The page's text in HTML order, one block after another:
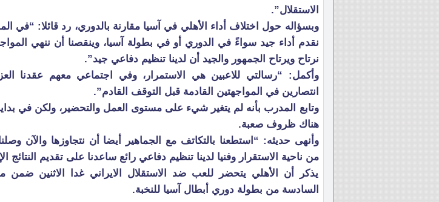
الاستقلال”.
وبسؤاله حول اختلاف أداء الأهلي في آسيا مقارنة بالدوري، رد قائلا: “في
نقدم أداء جيد سواءً في الدوري أو في بطولة آسيا، وينقصنا أن ننهي
نرتاح ويرتاح الجمهور والجيد أن لدينا تنظيم دفاعي جيد”.
وأكمل: “رسالتي للاعبين هي الاستمرار، وفي اجتماعي معهم عقدنا
انتصارين في المواجهتين القادمة قبل التوقف القادم”.
وتابع المدرب بأنه لم يتغير شيء على مستوى العمل والتحضير، ولكن في
هناك ظروف صعبة.
وأنهى حديثه: “استطعنا بالتكاتف مع الجماهير أيضا أن نتجاوزها والآن
من ناحية الاستقرار وفنيا لدينا تنظيم دفاعي رائع ساعدنا على تقديم النتائج
يذكر أن الأهلي يتحضر للعب ضد الاستقلال الايراني غدا الاثنين ضمن
السادسة من بطولة دوري أبطال آسيا للنخبة.